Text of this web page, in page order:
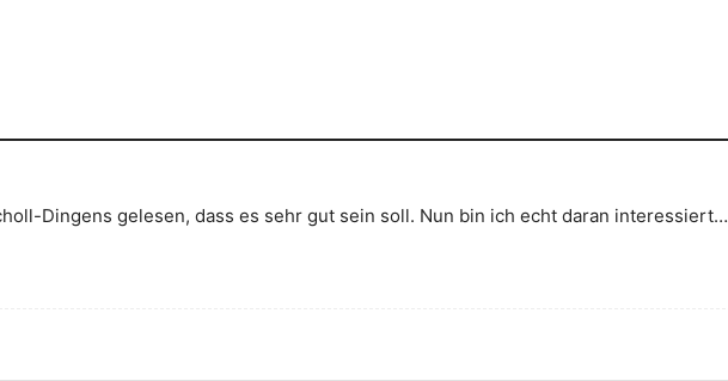
Dingens gelesen, dass es sehr gut sein soll. Nun bin ich echt daran interessiert…